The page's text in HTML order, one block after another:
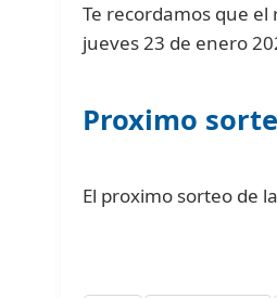
Te recordamos que
jueves 23 de enero
Proximo
El proximo sorteo de